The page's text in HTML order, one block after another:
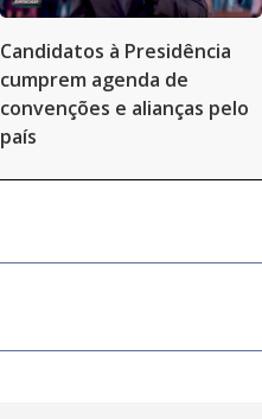
Candidatos à Presidência
cumprem agenda de
convenções e alianças pelo
país